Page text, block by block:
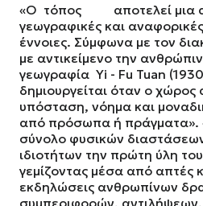
«Ο τόπος
αποτελεί μια
γεωγραφικές και
έννοιες. Σύμφωνα με τον
με αντικείμενο την
γεωγραφία Yi - Fu Tuan
δημιουργείται όταν ο χώρος
υπόσταση, νόημα και
από πρόσωπα ή πράγματα».
σύνολο φυσικών διαστάσεων
ιδιοτήτων την πρώτη ύλη
γεμίζοντας μέσα από απτές
εκδηλώσεις ανθρωπίνων
συμπεριφορών,